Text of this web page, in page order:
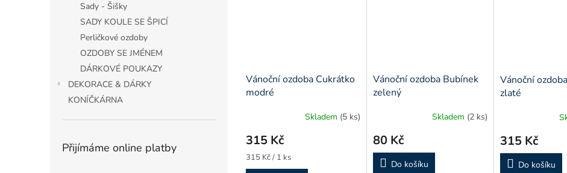
Sady - Šišky
SADY KOULE SE ŠPICÍ
Perličkové ozdoby
OZDOBY SE JMÉNEM
DÁRKOVÉ POUKAZY
DEKORACE & DÁRKY
KONÍČKÁRNA
Přijímáme online platby
Vánoční ozdoba Cukrátko
modré
Skladem (5 ks)
315 Kč
Měrná
cena:
315 Kč / 1 ks
Vánoční ozdoba Bubínek
zelený
Skladem (2 ks)
80 Kč
Do košíku
Vánoční
zlaté
315 Kč
Do košíku